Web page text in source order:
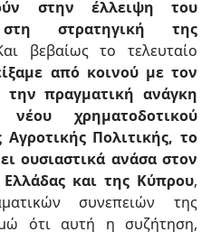
στην έλλειψη του
στρατηγική της
βεβαίως το τελευταίο
από κοινού με τον
πραγματική ανάγκη
χρηματοδοτικού
Αγροτικής Πολιτικής, το
ουσιαστικά ανάσα στον
και της Κύπρου,
συνεπειών της
ότι αυτή η συζήτηση,